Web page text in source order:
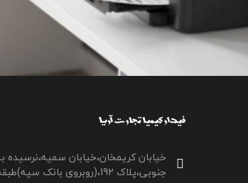
خیابان کریمخان،خیابان سمیه،نرسیده
جنوبی،پلاک 192،(روبروی بانک سپه)طبقه 3،واحد 14